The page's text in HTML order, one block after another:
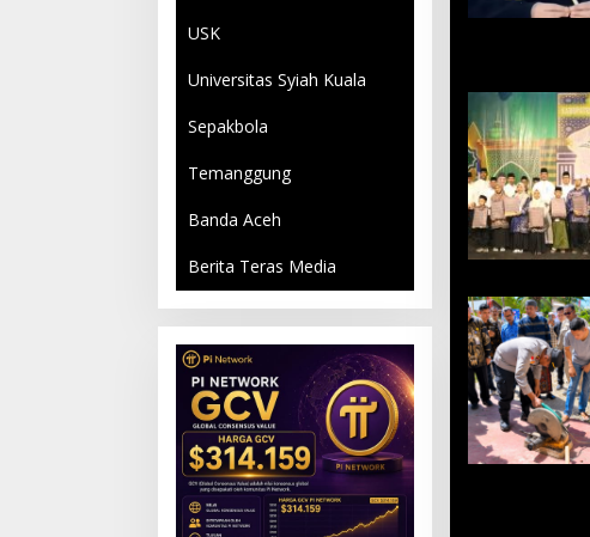
USK
Universitas Syiah Kuala
Sepakbola
Temanggung
Banda Aceh
Berita Teras Media